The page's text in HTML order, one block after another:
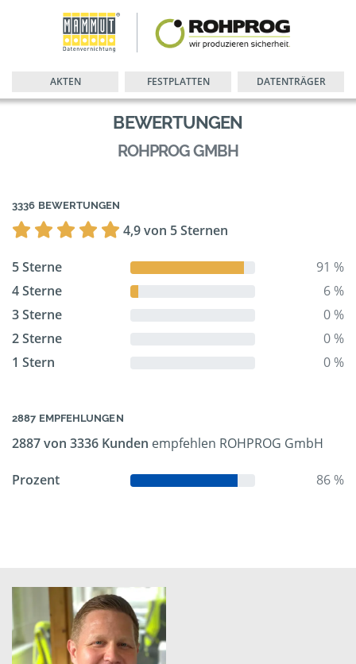
AKTEN FESTPLATTEN DATENTRÄGER
BEWERTUNGEN
ROHPROG GMBH
3336 BEWERTUNGEN
4,9 von 5 Sternen
5 Sterne
91 %
4 Sterne
6 %
3 Sterne
0 %
2 Sterne
0 %
1 Stern
0 %
2887 EMPFEHLUNGEN
2887 von 3336 Kunden empfehlen ROHPROG GmbH
Prozent 86 %